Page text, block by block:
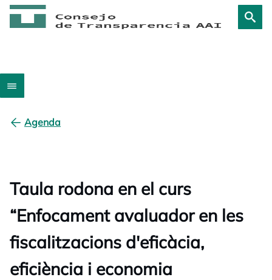
Agenda
Taula rodona en el curs
“Enfocament avaluador en les
fiscalitzacions d'eficàcia,
eficiència i economia